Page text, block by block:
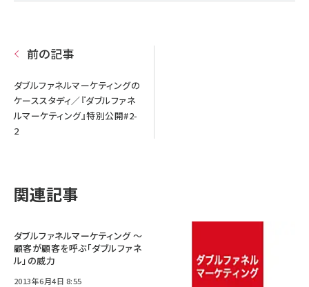
前の記事
ダブルファネルマーケティングの
ケーススタディ／『ダブルファネ
ルマーケティング』特別公開#2-
2
関連記事
ダブルファネルマーケティング ～
顧客が顧客を呼ぶ「ダブルファネ
ル」の威力
2013年6月4日 8:55